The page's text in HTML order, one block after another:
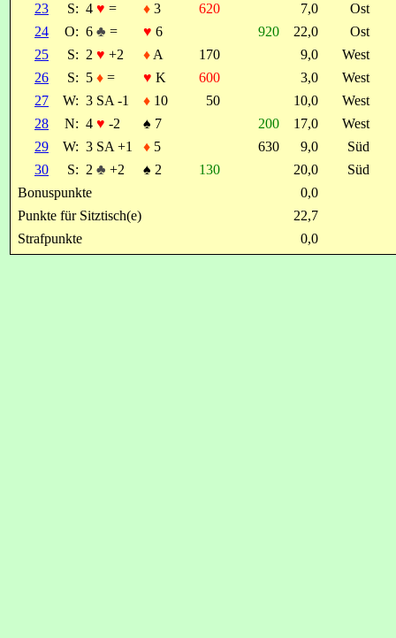
23
S: 4 ♥ = ♦ 3 620 7,0
Ost
24
O: 6 ♣ = ♥ 6 920 22,0
Ost
25
S: 2 ♥ +2 ♦ A 170 9,0
West
26
S: 5 ♦ = ♥ K 600 3,0
West
27
W: 3 SA -1 ♦ 10 50 10,0
West
28
N: 4 ♥ -2 ♠ 7 200 17,0
West
29
W: 3 SA +1 ♦ 5 630 9,0
Süd
30
S: 2 ♣ +2 ♠ 2 130 20,0
Süd
Bonuspunkte
0,0
Punkte für Sitztisch(e)
22,7
Strafpunkte
0,0